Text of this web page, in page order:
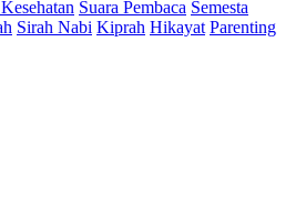
Suara Pembaca Semesta
Sirah Nabi Kiprah Hikayat Parenting